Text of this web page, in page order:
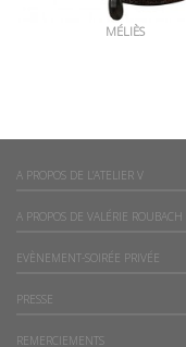
MÉLIÈS
A PROPOS DE L’ATELIER V
A PROPOS DE VALÉRIE ROUBACH
EVÈNEMENT-SOIRÉE PRIVÉE
PRESSE
REMERCIEMENTS